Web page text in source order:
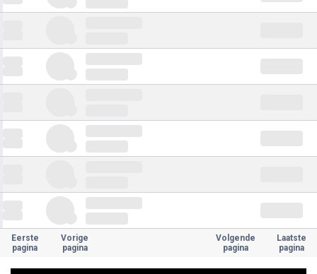
Eerste
pagina
Vorige
pagina
Volgende
pagina
Laatste
pagina